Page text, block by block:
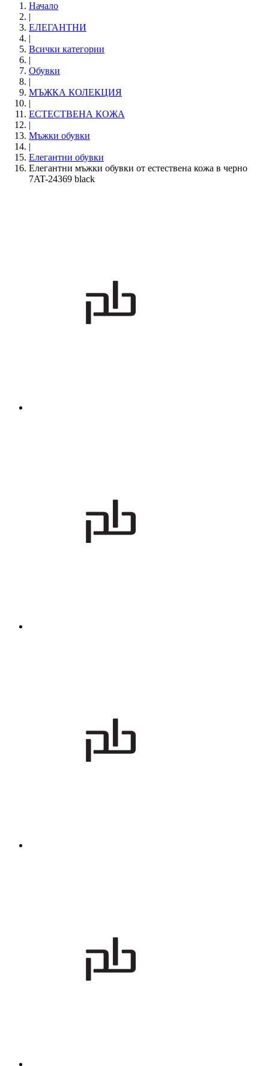
Начало
|
ЕЛЕГАНТНИ
|
Всички категории
|
Обувки
|
МЪЖКА КОЛЕКЦИЯ
|
ЕСТЕСТВЕНА КОЖА
|
Мъжки обувки
|
Елегантни обувки
Елегантни мъжки обувки от естествена кожа в черно
7AT-24369 black